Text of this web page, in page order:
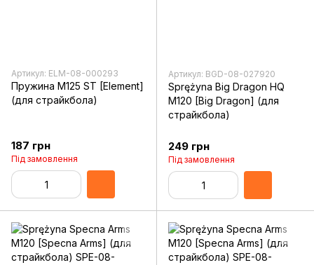
Артикул: ELM-08-000293
Пружина M125 ST [Element]
(для страйкбола)
187 грн
Під замовлення
Артикул: BGD-08-027920
Sprężyna Big Dragon HQ
M120 [Big Dragon] (для
страйкбола)
249 грн
Під замовлення